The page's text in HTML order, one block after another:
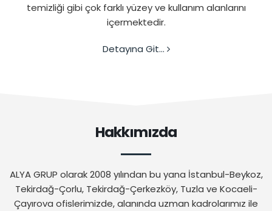
temizliği gibi çok farklı yüzey ve kullanım alanlarını
içermektedir.
Detayına Git...
Hakkımızda
ALYA GRUP olarak 2008 yılından bu yana İstanbul-Beykoz,
Tekirdağ-Çorlu, Tekirdağ-Çerkezköy, Tuzla ve Kocaeli-
Çayırova ofislerimizde, alanında uzman kadrolarımız ile